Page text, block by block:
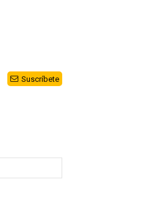
Suscríbete